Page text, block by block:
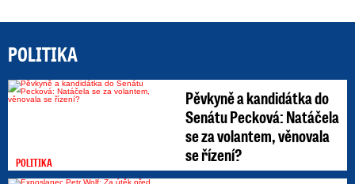
POLITIKA
POLITIKA
Pěvkyně a kandidátka do
Senátu Pecková: Natáčela
se za volantem, věnovala
se řízení?